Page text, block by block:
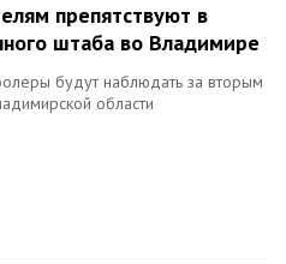
препятствуют в
штаба во Владимире
будут наблюдать за вторым
области